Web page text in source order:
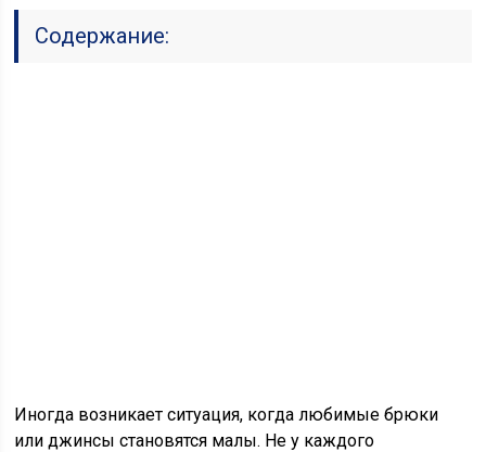
Содержание:
Иногда возникает ситуация, когда любимые брюки
или джинсы становятся малы. Не у каждого